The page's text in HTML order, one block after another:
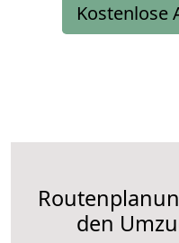
Kostenlose
den